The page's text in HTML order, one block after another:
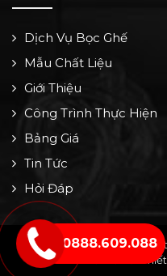
Dịch Vụ Bọc Ghế
Mẫu Chất Liệu
Giới Thiệu
Công Trình Thực Hiện
Bảng Giá
Tin Tức
Hỏi Đáp
Copyright © 2024 by
Thiết kế bởi:
0888.609.088